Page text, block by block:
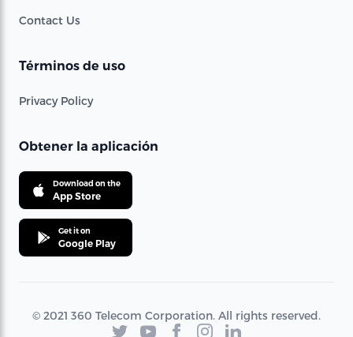
Contact Us
Términos de uso
Privacy Policy
Obtener la aplicación
Download on the
App Store
Get it on
Google Play
© 2021 360 Telecom Corporation. All rights reserved.